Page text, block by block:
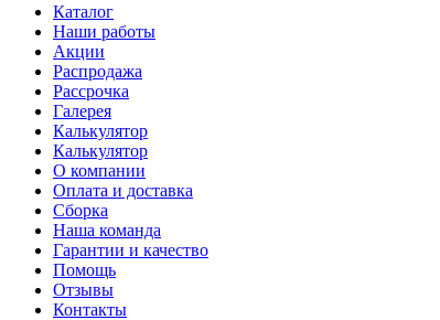
Каталог
Наши работы
Акции
Распродажа
Рассрочка
Галерея
Калькулятор
Калькулятор
О компании
Оплата и доставка
Сборка
Наша команда
Гарантии и качество
Помощь
Отзывы
Контакты